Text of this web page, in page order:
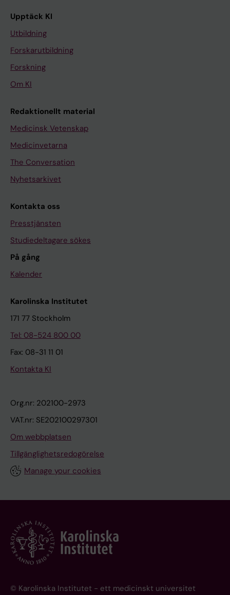
Upptäck KI
Utbildning
Forskarutbildning
Forskning
Om KI
Redaktionellt material
Medicinsk Vetenskap
Medicinvetarna
The Conversation
Nyhetsarkivet
Kontakta oss
Presstjänsten
Studiedeltagare sökes
På gång
Kalender
Karolinska Institutet
171 77 Stockholm
Tel: 08-524 800 00
Fax: 08-31 11 01
Kontakta KI
Org.nr: 202100-2973
VAT.nr: SE202100297301
Om webbplatsen
Tillgänglighetsredogörelse
Manage your cookies
© Karolinska Institutet - ett medicinskt universitet